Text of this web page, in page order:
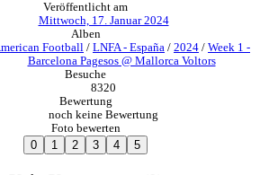
Veröffentlicht am
Mittwoch, 17. Januar 2024
Alben
Football / LNFA - España / 2024 / Week 1 -
Barcelona Pagesos @ Mallorca Voltors
Besuche
8320
Bewertung
noch keine Bewertung
Foto bewerten